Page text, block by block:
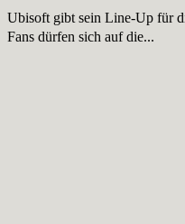
Ubisoft gibt sein Line-Up für
Fans dürfen sich auf die...